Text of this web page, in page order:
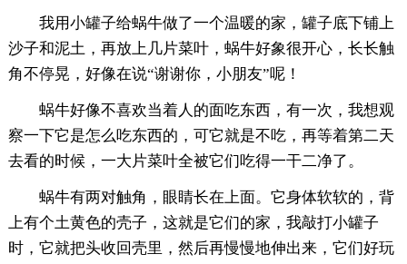
我用小罐子给蜗牛做了一个温暖的家，罐子底下铺上
沙子和泥土，再放上几片菜叶，蜗牛好象很开心，长长触
角不停晃，好像在说“谢谢你，小朋友”呢！
蜗牛好像不喜欢当着人的面吃东西，有一次，我想观
察一下它是怎么吃东西的，可它就是不吃，再等着第二天
去看的时候，一大片菜叶全被它们吃得一干二净了。
蜗牛有两对触角，眼睛长在上面。它身体软软的，背
上有个土黄色的壳子，这就是它们的家，我敲打小罐子
时，它就把头收回壳里，然后再慢慢地伸出来，它们好玩